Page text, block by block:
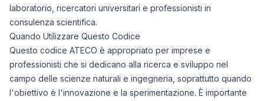
laboratorio, ricercatori universitari e professionisti in
consulenza scientifica.
Quando Utilizzare Questo Codice
Questo codice ATECO è appropriato per imprese e
professionisti che si dedicano alla ricerca e sviluppo nel
campo delle scienze naturali e ingegneria, soprattutto quando
l'obiettivo è l'innovazione e la sperimentazione. È importante